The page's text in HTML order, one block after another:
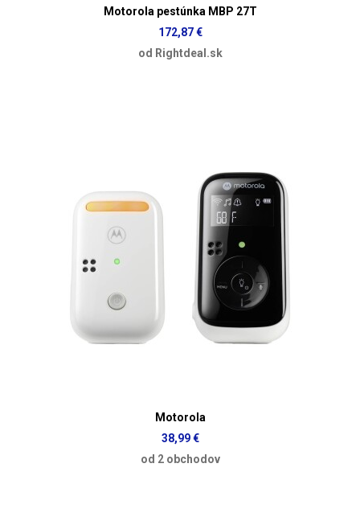
Motorola pestúnka MBP 27T
172,87 €
od Rightdeal.sk
Motorola
38,99 €
od 2 obchodov